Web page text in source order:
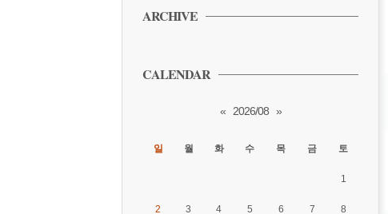
ARCHIVE
CALENDAR
« 2026/08 »
일 월 화 수 목 금 토
1
2 3 4 5 6 7 8